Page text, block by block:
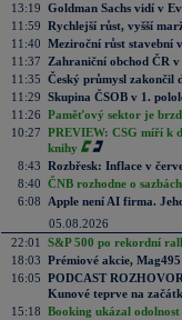
13:19 Goldman Sachs vidí v
11:59 Rychlejší růst, vyšší
11:40 Meziroční růst stavební
11:37
Zahraniční obchod ČR
11:35 Český průmysl zakončil
11:29 Skupina ČSOB v 1.
11:26 Paměťový sektor je
10:27 PREVIEW: CSG míří k
knihy
8:43 Rozbřesk: Inflace v
8:40 ČNB rozhodne o
6:08
Apple není AI firma.
05.08.2026
22:01
S&P 500 po rekordní
18:03 Prémiové akcie,
16:05 PODCAST
Kunové teprve na
15:18 Booking ukázal